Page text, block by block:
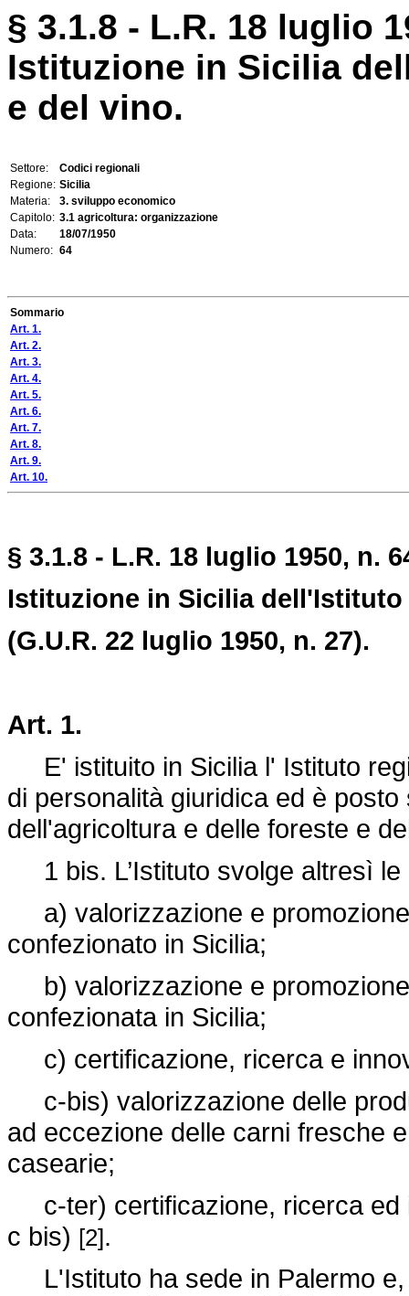
§ 3.1.8 - L.R. 18 luglio
Istituzione in Sicilia
e del vino.
Settore:
Codici regionali
Regione: Sicilia
Materia:
3. sviluppo economico
Capitolo: 3.1 agricoltura: organizzazione
Data:
18/07/1950
Numero: 64
Sommario
Art. 1.
Art. 2.
Art. 3.
Art. 4.
Art. 5.
Art. 6.
Art. 7.
Art. 8.
Art. 9.
Art. 10.
§ 3.1.8 - L.R. 18 luglio 1950, n.
Istituzione in Sicilia
(G.U.R. 22 luglio 1950, n. 27).
Art. 1.
E' istituito in Sicilia l' Istituto
di personalità giuridica ed è
dell'agricoltura e delle foreste e
1 bis. L’Istituto svolge altresì le
a) valorizzazione e promozione
confezionato in Sicilia;
b) valorizzazione e promozione
confezionata in Sicilia;
c) certificazione, ricerca e
c-bis) valorizzazione delle
ad eccezione delle carni fresche
casearie;
c-ter) certificazione, ricerca ed
c bis) [2].
L'Istituto ha sede in Palermo e,